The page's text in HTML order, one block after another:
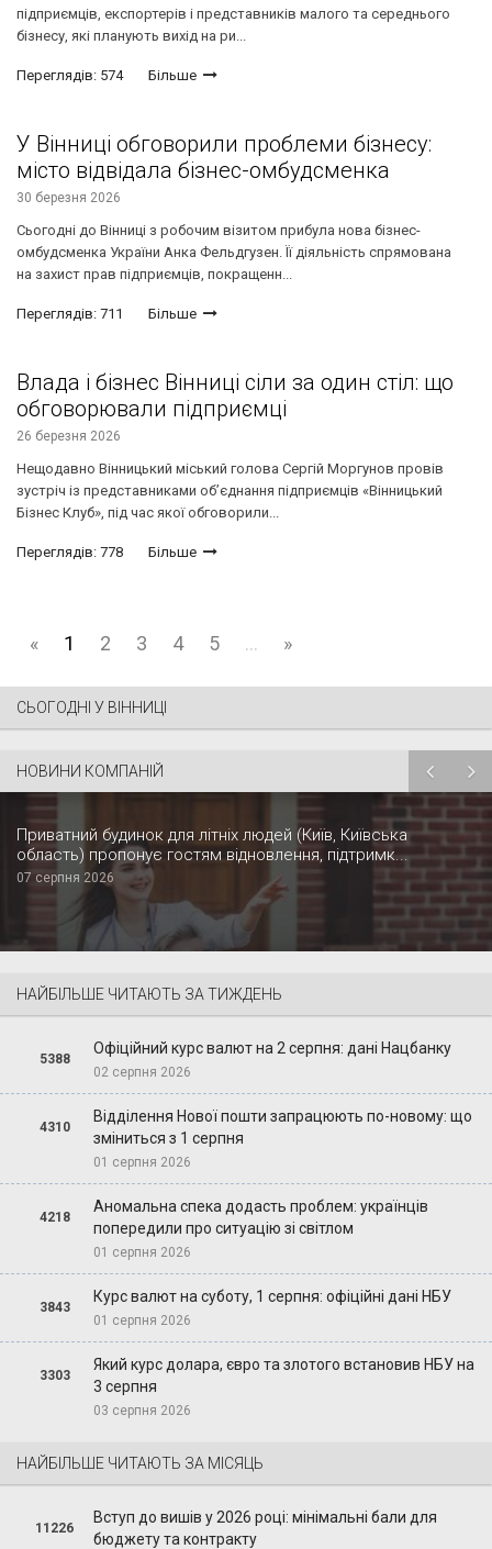
підприємців, експортерів і представників малого та середнього
бізнесу, які планують вихід на ри...
Переглядів: 574 Більше
У Вінниці обговорили проблеми бізнесу:
місто відвідала бізнес-омбудсменка
30 березня 2026
Сьогодні до Вінниці з робочим візитом прибула нова бізнес-
омбудсменка України Анка Фельдгузен. Її діяльність спрямована
на захист прав підприємців, покращенн...
Переглядів: 711 Більше
Влада і бізнес Вінниці сіли за один стіл: що
обговорювали підприємці
26 березня 2026
Нещодавно Вінницький міський голова Сергій Моргунов провів
зустріч із представниками об’єднання підприємців «Вінницький
Бізнес Клуб», під час якої обговорили...
Переглядів: 778 Більше
« 1 2 3 4 5 ... »
СЬОГОДНІ У ВІННИЦІ
НОВИНИ КОМПАНІЙ
Приватний будинок для літніх людей (Київ, Київська
область) пропонує гостям відновлення, підтримк...
07 серпня 2026
НАЙБІЛЬШЕ ЧИТАЮТЬ ЗА ТИЖДЕНЬ
5388
Офіційний курс валют на 2 серпня: дані Нацбанку
02 серпня 2026
4310
Відділення Нової пошти запрацюють по-новому: що
зміниться з 1 серпня
01 серпня 2026
4218
Аномальна спека додасть проблем: українців
попередили про ситуацію зі світлом
01 серпня 2026
3843
Курс валют на суботу, 1 серпня: офіційні дані НБУ
01 серпня 2026
3303
Який курс долара, євро та злотого встановив НБУ на
3 серпня
03 серпня 2026
НАЙБІЛЬШЕ ЧИТАЮТЬ ЗА МІСЯЦЬ
11226
Вступ до вишів у 2026 році: мінімальні бали для
бюджету та контракту